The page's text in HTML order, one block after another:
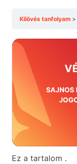
Kilövés tanfolyam
Ez a tartalom .